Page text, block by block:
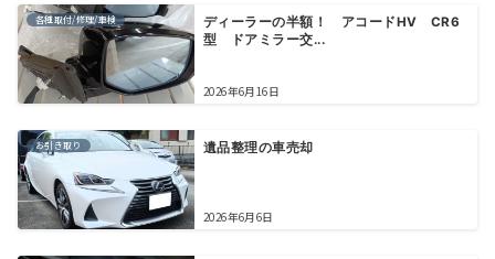
各種取付/修理/車検
ディーラーの半額！ アコードHV CR6
型 ドアミラー交...
2026年6月16日
お引き取り 遺品整理の車売却
2026年6月6日